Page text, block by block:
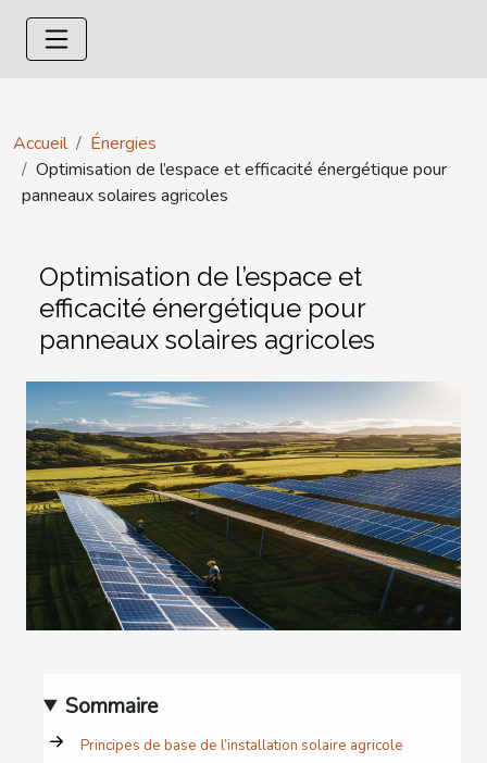
Accueil
Énergies
Optimisation de l’espace et efficacité énergétique pour
panneaux solaires agricoles
Optimisation de l’espace et
efficacité énergétique pour
panneaux solaires agricoles
Sommaire
Principes de base de l’installation solaire agricole